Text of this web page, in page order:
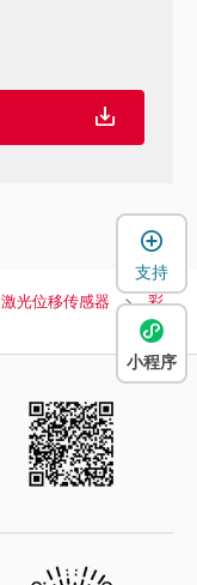
激光位移传感器
彩
支持
小程序